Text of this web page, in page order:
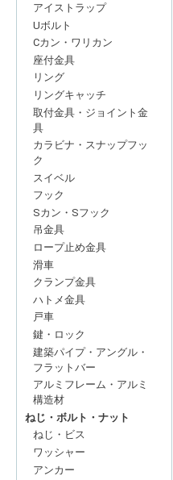
アイストラップ
Uボルト
Cカン・ワリカン
座付金具
リング
リングキャッチ
取付金具・ジョイント金
具
カラビナ・スナップフッ
ク
スイベル
フック
Sカン・Sフック
吊金具
ロープ止め金具
滑車
クランプ金具
ハトメ金具
戸車
鍵・ロック
建築パイプ・アングル・
フラットバー
アルミフレーム・アルミ
構造材
ねじ・ボルト・ナット
ねじ・ビス
ワッシャー
アンカー